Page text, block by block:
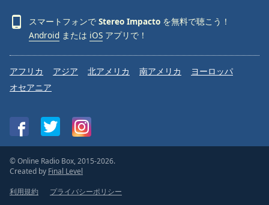
スマートフォンで Stereo Impacto を無料で聴こう！
Android または iOS アプリで！
アフリカ アジア 北アメリカ 南アメリカ
ヨーロッパ
オセアニア
© Online Radio Box, 2015-2026.
Created by Final Level
利用規約
プライバシーポリシー